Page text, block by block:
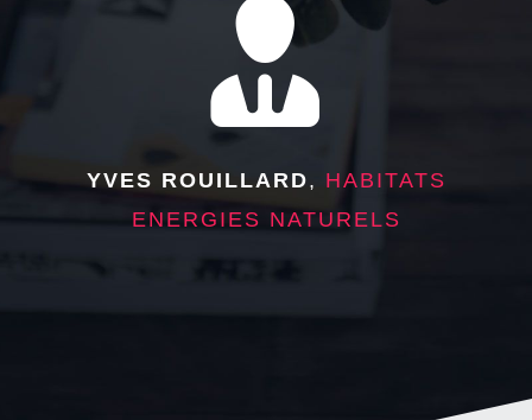
YVES ROUILLARD, HABITATS
ENERGIES NATURELS
OLIVIER GEFFRAY
DIDIER MAISDON
NOEL SUR LES
ETOILES
Your Content Goes Here